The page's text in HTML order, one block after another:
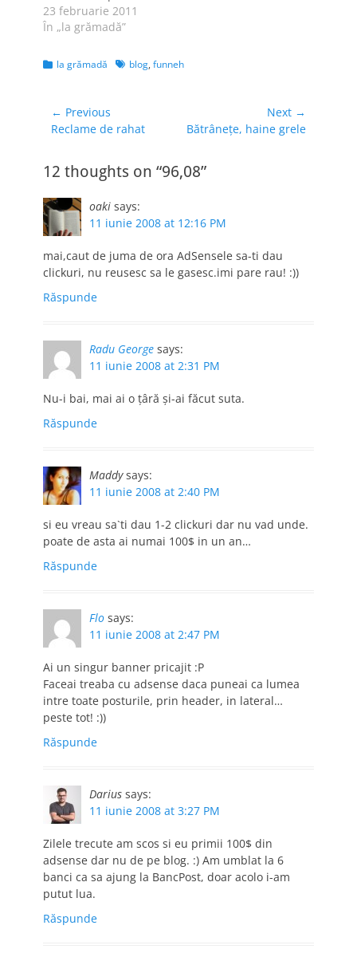
pe blog. Şi eu am
"beneficiat", ieri, de
Nici nu s-a crăpat
bine de ora 12, că
început să sune.
Interlocutoarea s-a
prezentat ca fiind
23 februarie 2011
În „la grămadă”
Categories
la grămadă Tagsblog, funneh
Navigare
în
← Previous
Previous
Reclame de rahat
Next →
Next
Bătrâneţe, haine grele
12 thoughts on “96,08”
oaki says:
11 iunie 2008 at 12:16 PM
mai,caut de juma de ora AdSensele sa-ti dau
clickuri, nu reusesc sa le gasesc.imi pare rau! :))
Răspunde
Radu George says:
11 iunie 2008 at 2:31 PM
Nu-i bai, mai ai o ţâră şi-ai făcut suta.
Răspunde
Maddy says:
11 iunie 2008 at 2:40 PM
si eu vreau sa`ti dau 1-2 clickuri dar nu vad unde.
poate de asta ai numai 100$ in un an…
Răspunde
Flo says:
11 iunie 2008 at 2:47 PM
Ai un singur banner pricajit :P
Faceai treaba cu adsense daca puneai ca lumea
intre toate posturile, prin header, in lateral…
peste tot! :))
Răspunde
Darius says:
11 iunie 2008 at 3:27 PM
Zilele trecute am scos si eu primii 100$ din
adsense dar nu de pe blog. :) Am umblat la 6
banci ca sa ajung la BancPost, doar acolo i-am
putut lua.
Răspunde